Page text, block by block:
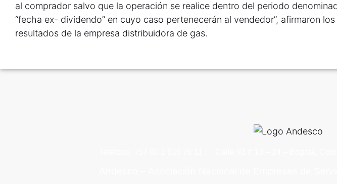
al comprador salvo que la operación se realice dentro del periodo
“fecha ex- dividendo” en cuyo caso pertenecerán al vendedor”, afirmaron los
resultados de la empresa distribuidora de gas.